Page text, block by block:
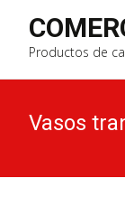
Productos de
Vasos